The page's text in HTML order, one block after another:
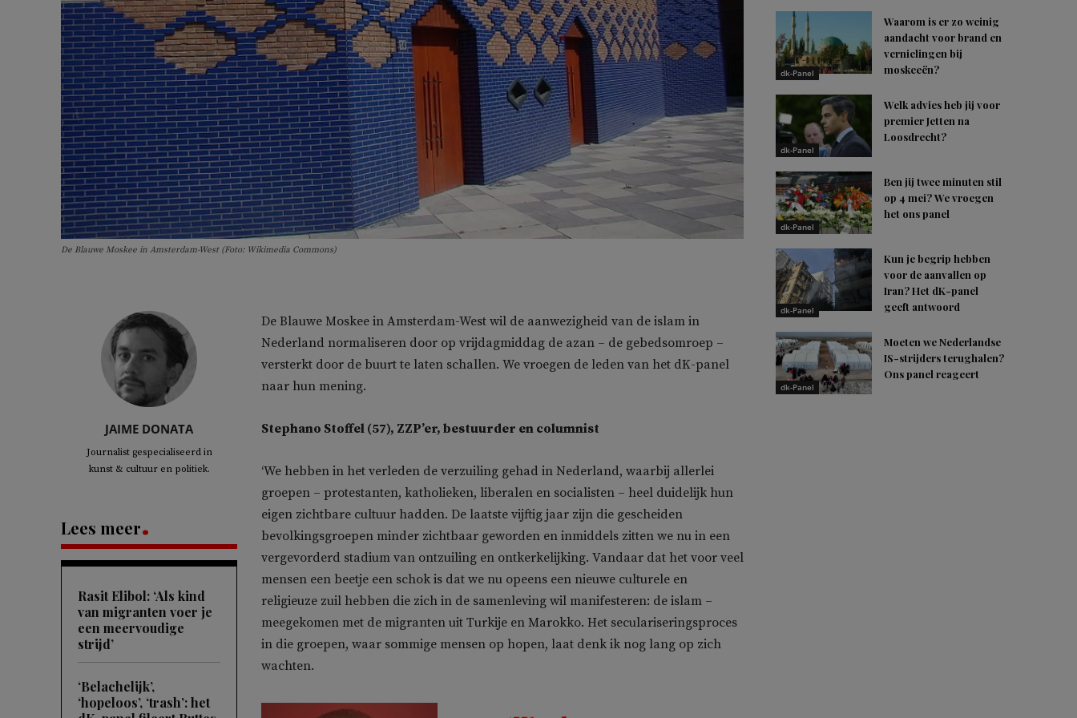
De Blauwe Moskee in Amsterdam-West (Foto: Wikimedia Commons)
JAIME DONATA
Journalist gespecialiseerd in
kunst & cultuur en politiek.
Lees meer
Rasit Elibol: ‘Als kind
van migranten voer je
een meervoudige
strijd’
‘Belachelijk’,
‘hopeloos’, ‘trash’: het
De Blauwe Moskee in Amsterdam-West wil de aanwezigheid van de islam in
Nederland normaliseren door op vrijdagmiddag de azan – de gebedsomroep –
versterkt door de buurt te laten schallen. We vroegen de leden van het dK-panel
naar hun mening.
Stephano Stoffel (57), ZZP’er, bestuurder en columnist
‘We hebben in het verleden de verzuiling gehad in Nederland, waarbij allerlei
groepen – protestanten, katholieken, liberalen en socialisten – heel duidelijk hun
eigen zichtbare cultuur hadden. De laatste vijftig jaar zijn die gescheiden
bevolkingsgroepen minder zichtbaar geworden en inmiddels zitten we nu in een
vergevorderd stadium van ontzuiling en ontkerkelijking. Vandaar dat het voor veel
mensen een beetje een schok is dat we nu opeens een nieuwe culturele en
religieuze zuil hebben die zich in de samenleving wil manifesteren: de islam –
meegekomen met de migranten uit Turkije en Marokko. Het seculariseringsproces
in die groepen, waar sommige mensen op hopen, laat denk ik nog lang op zich
wachten.
dk-Panel
Waarom is er zo weinig
aandacht voor brand en
vernielingen bij
moskeeën?
dk-Panel
Welk advies heb jij voor
premier Jetten na
Loosdrecht?
dk-Panel
Ben jij twee minuten stil
op 4 mei? We vroegen
het ons panel
dk-Panel
Kun je begrip hebben
voor de aanvallen op
Iran? Het dK-panel
geeft antwoord
dk-Panel
Moeten we Nederlandse
IS-strijders terughalen?
Ons panel reageert